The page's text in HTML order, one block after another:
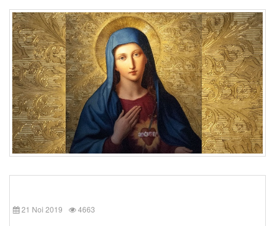
21 Noi 2019 4663